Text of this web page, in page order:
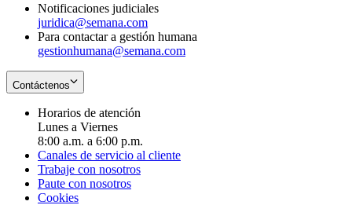
Notificaciones judiciales
juridica@semana.com
Para contactar a gestión humana
gestionhumana@semana.com
Contáctenos
Horarios de atención
Lunes a Viernes
8:00 a.m. a 6:00 p.m.
Canales de servicio al cliente
Trabaje con nosotros
Paute con nosotros
Cookies